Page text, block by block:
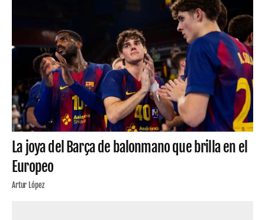
La joya del Barça de balonmano que brilla en el
Europeo
Artur López